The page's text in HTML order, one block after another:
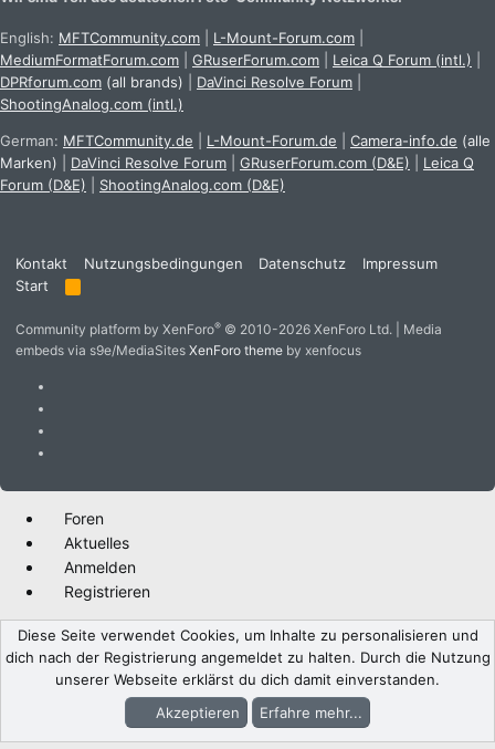
English: MFTCommunity.com L-Mount-Forum.com
MediumFormatForum.com
GRuserForum.com Leica Q Forum (intl.)
DPRforum.com (all brands) DaVinci Resolve Forum
ShootingAnalog.com (intl.)
German: MFTCommunity.de L-Mount-Forum.de Camera-info.de (alle
Marken)
DaVinci Resolve Forum GRuserForum.com (D&E)
Leica Q
Forum (D&E)
ShootingAnalog.com (D&E)
Kontakt Nutzungsbedingungen Datenschutz
Impressum
Start
R
Community platform by XenForo® © 2010-2026 XenForo Ltd.
Media
embeds via s9e/MediaSites XenForo theme by xenfocus
Foren
Aktuelles
Anmelden
Registrieren
Diese Seite verwendet Cookies, um Inhalte zu personalisieren und
dich nach der Registrierung angemeldet zu halten. Durch die Nutzung
unserer Webseite erklärst du dich damit einverstanden.
Akzeptieren
Erfahre mehr...